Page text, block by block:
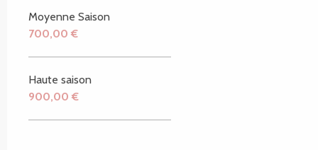
Moyenne Saison
700,00 €
Haute saison
900,00 €